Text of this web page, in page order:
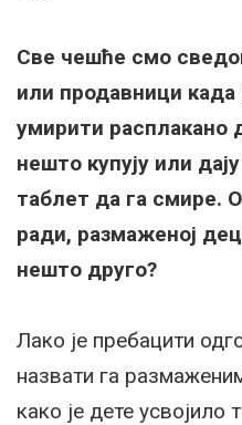
Све чешће смо
или продавници
умирити расплакано
нешто купују или
таблет да га смире.
ради, размаженој
нешто друго?
Лако је пребацити
назвати га
како је дете усвојило